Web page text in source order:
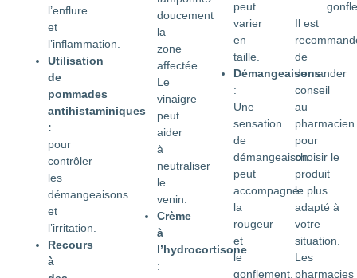
l’enflure
et
l’inflammation.
Utilisation
de
pommades
antihistaminiques
:
pour
contrôler
les
démangeaisons
et
l’irritation.
Recours
à
doucement
la
zone
affectée.
Le
vinaigre
peut
aider
à
neutraliser
le
venin.
Crème
à
l’hydrocortisone
:
peut
varier
en
taille.
Démangeaisons
:
Une
sensation
de
démangeaison
peut
accompagner
la
rougeur
et
le
gonflement.
Il est
de
demander
conseil
au
pharmacien
pour
choisir le
produit
le plus
adapté à
votre
situation.
Les
pharmacies